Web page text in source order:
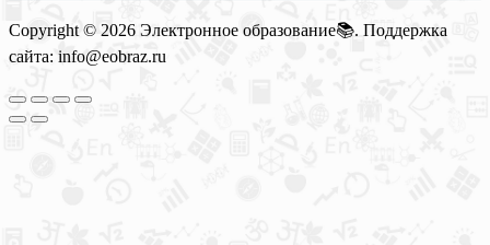
Copyright © 2026 Электронное образование📚. Поддержка
сайта: info@eobraz.ru